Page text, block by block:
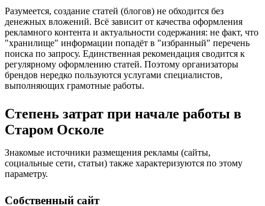
Разумеется, создание статей (блогов) не обходится без
денежных вложений. Всё зависит от качества оформления
рекламного контента и актуальности содержания: не факт, что
"хранилище" информации попадёт в "избранный" перечень
поиска по запросу. Единственная рекомендация сводится к
регулярному оформлению статей. Поэтому организаторы
брендов нередко пользуются услугами специалистов,
выполняющих грамотные работы.
Степень затрат при начале работы в
Старом Осколе
Знакомые источники размещения рекламы (сайты,
социальные сети, статьи) также характеризуются по этому
параметру.
Собственный сайт